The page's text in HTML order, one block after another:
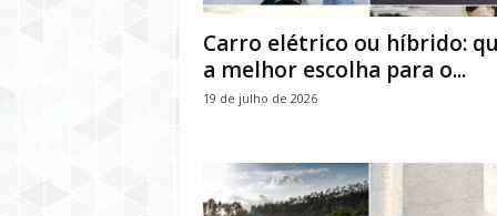
Carro elétrico ou híbrido:
a melhor escolha para o...
19 de julho de 2026